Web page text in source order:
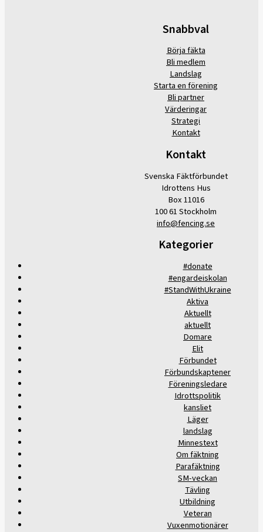
Snabbval
Börja fäkta
Bli medlem
Landslag
Starta en förening
Bli partner
Värderingar
Strategi
Kontakt
Kontakt
Svenska Fäktförbundet
Idrottens Hus
Box 11016
100 61 Stockholm
info@fencing.se
Kategorier
#donate
#engardeiskolan
#StandWithUkraine
Aktiva
Aktuellt
aktuellt
Domare
Elit
Förbundet
Förbundskaptener
Föreningsledare
Idrottspolitik
kansliet
Läger
landslag
Minnestext
Om fäktning
Parafäktning
SM-veckan
Tävling
Utbildning
Veteran
Vuxenmotionärer